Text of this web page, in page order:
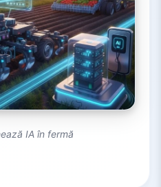
IA în fermă